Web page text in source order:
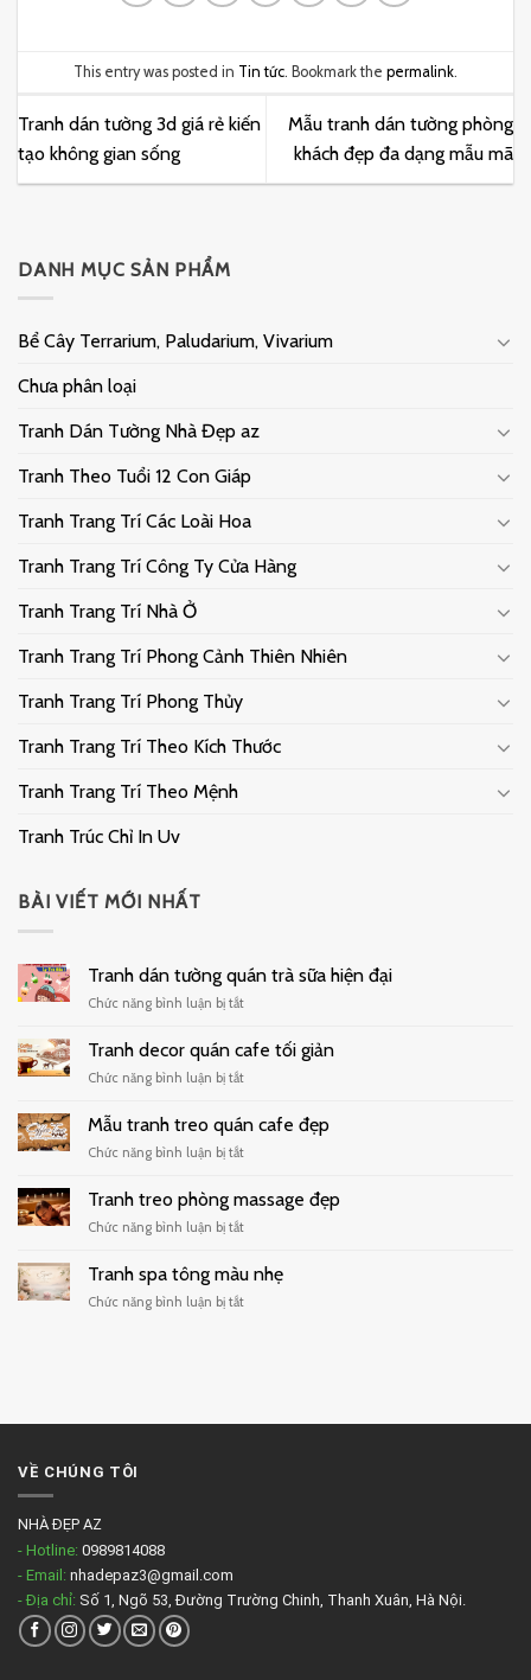
This entry was posted in Tin tức. Bookmark the permalink.
Tranh dán tường 3d giá rẻ kiến
tạo không gian sống
Mẫu tranh dán tường phòng
khách đẹp đa dạng mẫu mã
DANH MỤC SẢN PHẨM
Bể Cây Terrarium, Paludarium, Vivarium
Chưa phân loại
Tranh Dán Tường Nhà Đẹp az
Tranh Theo Tuổi 12 Con Giáp
Tranh Trang Trí Các Loài Hoa
Tranh Trang Trí Công Ty Cửa Hàng
Tranh Trang Trí Nhà Ở
Tranh Trang Trí Phong Cảnh Thiên Nhiên
Tranh Trang Trí Phong Thủy
Tranh Trang Trí Theo Kích Thước
Tranh Trang Trí Theo Mệnh
Tranh Trúc Chỉ In Uv
BÀI VIẾT MỚI NHẤT
Tranh dán tường quán trà sữa hiện đại
Chức năng bình luận bị tắtở
dán
tường
quán
sữa
đại
Tranh decor quán cafe tối giản
Chức năng bình luận bị tắtở
decor
quán
cafe
giản
Mẫu tranh treo quán cafe đẹp
Chức năng bình luận bị tắtở
treo
quán
đẹp
Tranh treo phòng massage đẹp
Chức năng bình luận bị tắtở
treo
phòng
massage
Tranh spa tông màu nhẹ
Chức năng bình luận bị tắtở
VỀ CHÚNG TÔI
NHÀ ĐẸP AZ
- Hotline: 0989814088
- Email: nhadepaz3@gmail.com
- Địa chỉ: Số 1, Ngõ 53, Đường Trường Chinh, Thanh Xuân, Hà Nội.